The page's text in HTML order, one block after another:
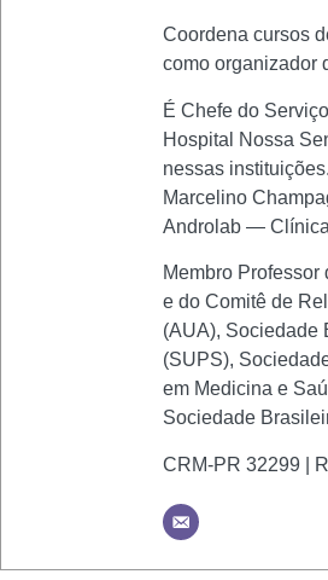
Coordena cursos
como organizador
É Chefe do
Hospital Nossa
nessas
Marcelino
Androlab —
Membro
e do Comitê de
(AUA), Sociedade
(SUPS),
em Medicina e
Sociedade
CRM-PR 32299 |